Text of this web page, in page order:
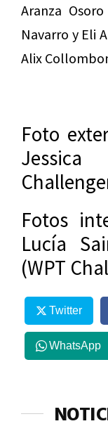
Aranza
Navarro y Eli
Alix
Foto
Fotos
Lucía
(WPT
Twitter
WhatsApp